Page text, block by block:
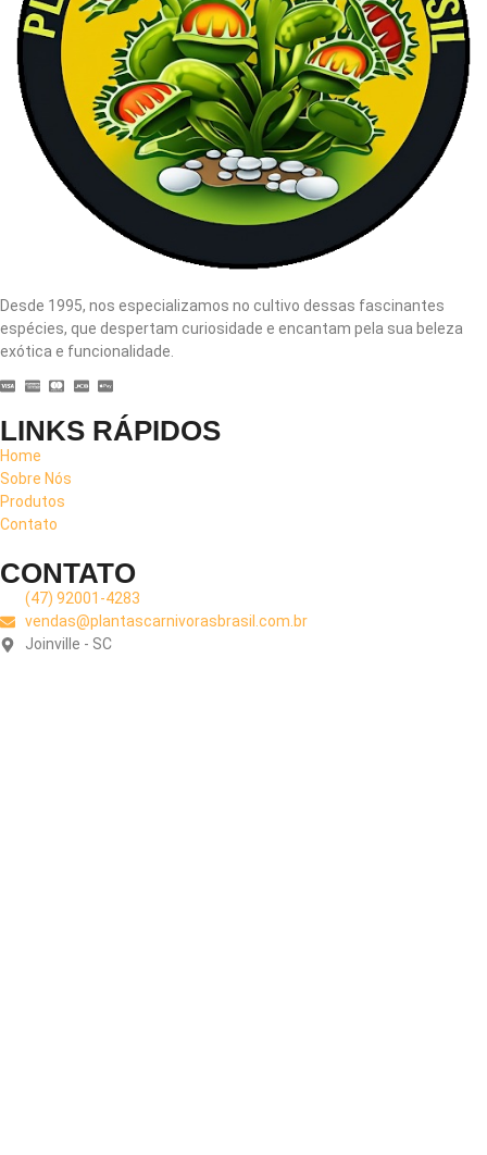
Desde 1995, nos especializamos no cultivo dessas fascinantes
espécies, que despertam curiosidade e encantam pela sua beleza
exótica e funcionalidade.
LINKS RÁPIDOS
Home
Sobre Nós
Produtos
Contato
CONTATO
(47) 92001-4283
vendas@plantascarnivorasbrasil.com.br
Joinville - SC